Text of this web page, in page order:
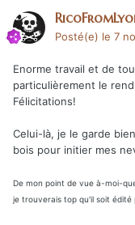
Posté(e) le 7
Enorme travail et de
particulièrement le
Félicitations!
Celui-là, je le garde
bois pour initier mes
De mon point de vue à-moi-
je trouverais top qu'il soit édité